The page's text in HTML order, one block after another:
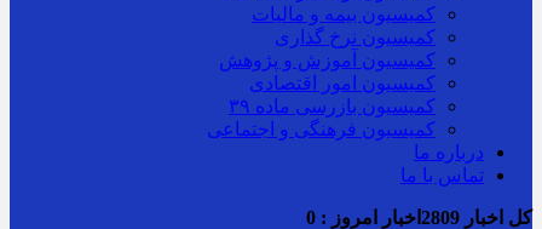
کمیسیون بیمه و مالیات
کمیسیون نرخ گذاری
کمیسیون آموزش و پژوهش
کمیسیون امور اقتصادی
کمیسیون بازرسی ماده ۳۹
کمیسیون فرهنگی و اجتماعی
درباره ما
تماس با ما
کل اخبار اخبار امروز : 0